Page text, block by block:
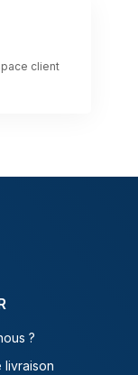
client
?
livraison